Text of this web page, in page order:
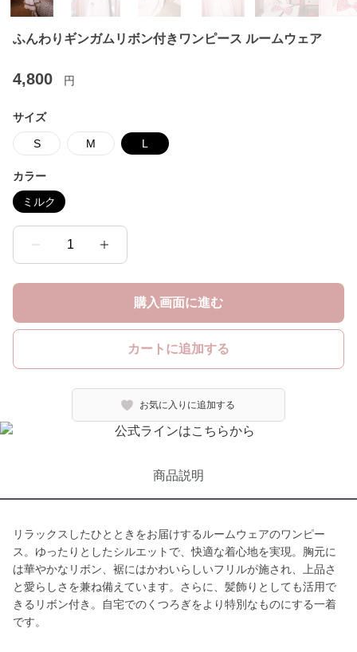
ふんわりギンガムリボン付きワンピース ルームウェア
4,800 円
サイズ
S M L
カラー
ミルク
1
購入画面に進む
カートに追加する
お気に入りに追加する
商品説明
リラックスしたひとときをお届けするルームウェアのワンピー
ス。ゆったりとしたシルエットで、快適な着心地を実現。胸元に
は華やかなリボン、裾にはかわいらしいフリルが施され、上品さ
と愛らしさを兼ね備えています。さらに、髪飾りとしても活用で
きるリボン付き。自宅でのくつろぎをより特別なものにする一着
です。